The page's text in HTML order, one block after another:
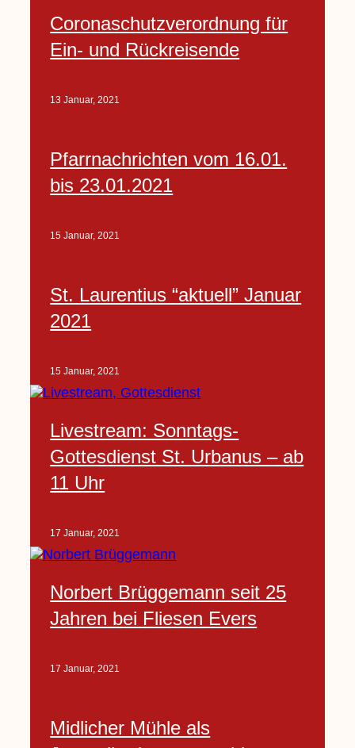
Coronaschutzverordnung für
Ein- und Rückreisende
13 Januar, 2021
Pfarrnachrichten vom 16.01.
bis 23.01.2021
15 Januar, 2021
St. Laurentius “aktuell” Januar
2021
15 Januar, 2021
Livestream: Sonntags-
Gottesdienst St. Urbanus – ab
11 Uhr
17 Januar, 2021
Norbert Brüggemann seit 25
Jahren bei Fliesen Evers
17 Januar, 2021
Midlicher Mühle als